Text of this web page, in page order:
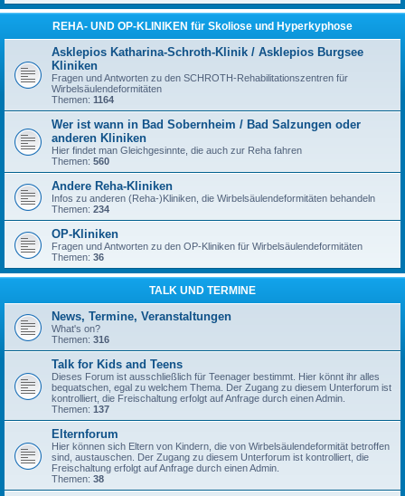
REHA- UND OP-KLINIKEN für Skoliose und Hyperkyphose
Asklepios Katharina-Schroth-Klinik / Asklepios Burgsee
Kliniken
Fragen und Antworten zu den SCHROTH-Rehabilitationszentren für
Wirbelsäulendeformitäten
Themen: 1164
Wer ist wann in Bad Sobernheim / Bad Salzungen oder
anderen Kliniken
Hier findet man Gleichgesinnte, die auch zur Reha fahren
Themen: 560
Andere Reha-Kliniken
Infos zu anderen (Reha-)Kliniken, die Wirbelsäulendeformitäten behandeln
Themen: 234
OP-Kliniken
Fragen und Antworten zu den OP-Kliniken für Wirbelsäulendeformitäten
Themen: 36
TALK UND TERMINE
News, Termine, Veranstaltungen
What's on?
Themen: 316
Talk for Kids and Teens
Dieses Forum ist ausschließlich für Teenager bestimmt. Hier könnt ihr alles
bequatschen, egal zu welchem Thema. Der Zugang zu diesem Unterforum ist
kontrolliert, die Freischaltung erfolgt auf Anfrage durch einen Admin.
Themen: 137
Elternforum
Hier können sich Eltern von Kindern, die von Wirbelsäulendeformität betroffen
sind, austauschen. Der Zugang zu diesem Unterforum ist kontrolliert, die
Freischaltung erfolgt auf Anfrage durch einen Admin.
Themen: 38